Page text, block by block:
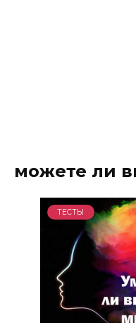
можете ли
ТЕСТЫ